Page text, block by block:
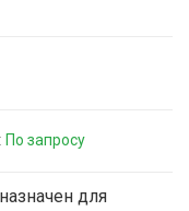
По запросу
для